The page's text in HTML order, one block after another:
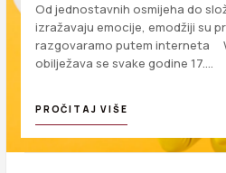
Od jednostavnih osmijeha do
izražavaju emocije, emodžiji su
razgovaramo putem interneta
obilježava se svake godine 17.…
PROČITAJ VIŠE